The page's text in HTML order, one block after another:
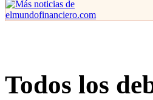
Todos los